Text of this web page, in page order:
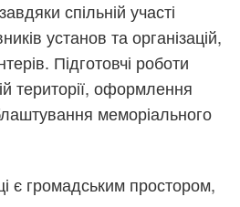
спільній участі
установ та організацій,
Підготовчі роботи
території, оформлення
меморіального
є громадським простором,